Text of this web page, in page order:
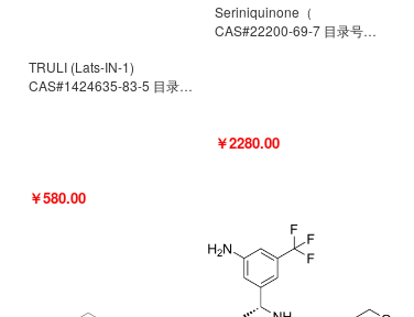
TRULI (Lats-IN-1)
CAS#1424635-83-5 目录号
￥580.00
Seriniquinone（
CAS#22200-69-7 目录号
￥2280.00